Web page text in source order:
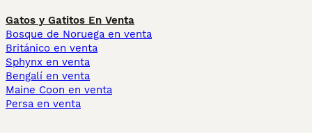
Gatos y Gatitos En Venta
Bosque de Noruega en venta
Británico en venta
Sphynx en venta
Bengalí en venta
Maine Coon en venta
Persa en venta